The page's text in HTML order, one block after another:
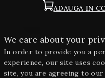
ADAUGA IN
We care about your
In order to provide you a
experience, our site uses
site, you are agreeing to our